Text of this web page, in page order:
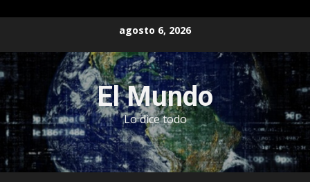
contenido
agosto 6, 2026
El Mundo
Lo dice todo